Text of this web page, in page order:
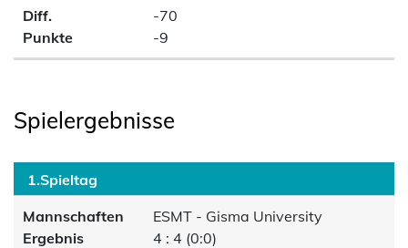
Diff.
-70
Punkte
-9
Spielergebnisse
1.Spieltag
Mannschaften
ESMT - Gisma University
Ergebnis
4 : 4 (0:0)